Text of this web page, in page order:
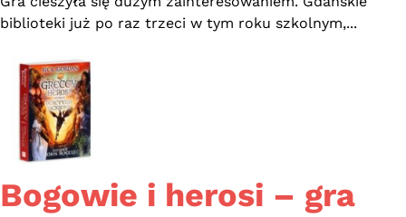
–
biblioteki już po raz trzeci w tym roku szkolnym,...
Bogowie i herosi – gra